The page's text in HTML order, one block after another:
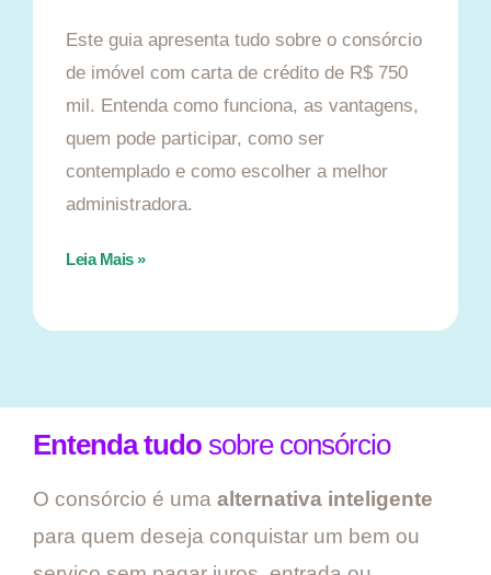
Este guia apresenta tudo sobre o consórcio
de imóvel com carta de crédito de R$ 750
mil. Entenda como funciona, as vantagens,
quem pode participar, como ser
contemplado e como escolher a melhor
administradora.
Leia Mais »
Entenda tudo sobre consórcio
O consórcio é uma alternativa inteligente
para quem deseja conquistar um bem ou